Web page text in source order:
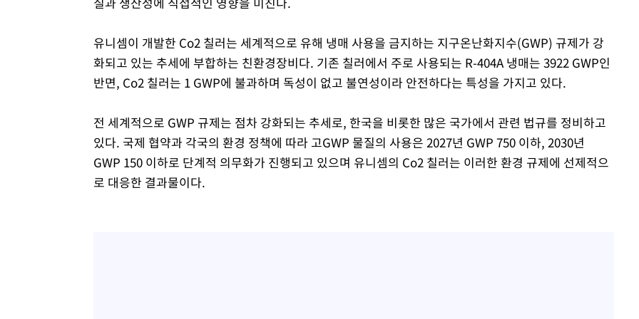
유니셈이 개발한 Co2 칠러는 세계적으로 유해 냉매 사용을 금지하는 지구온난화지수(GWP) 규제가 강
화되고 있는 추세에 부합하는 친환경장비다. 기존 칠러에서 주로 사용되는 R-404A 냉매는 3922 GWP인
반면, Co2 칠러는 1 GWP에 불과하며 독성이 없고 불연성이라 안전하다는 특성을 가지고 있다.
전 세계적으로 GWP 규제는 점차 강화되는 추세로, 한국을 비롯한 많은 국가에서 관련 법규를 정비하고
있다. 국제 협약과 각국의 환경 정책에 따라 고GWP 물질의 사용은 2027년 GWP 750 이하, 2030년
GWP 150 이하로 단계적 의무화가 진행되고 있으며 유니셈의 Co2 칠러는 이러한 환경 규제에 선제적으
로 대응한 결과물이다.